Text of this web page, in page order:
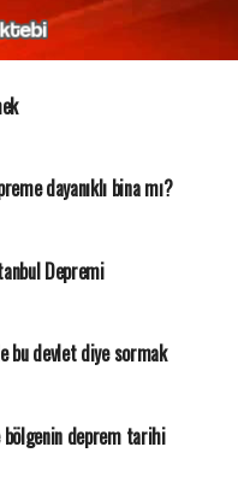
dayanıklı bina mı?
Depremi
bu devlet diye sormak
bölgenin deprem tarihi